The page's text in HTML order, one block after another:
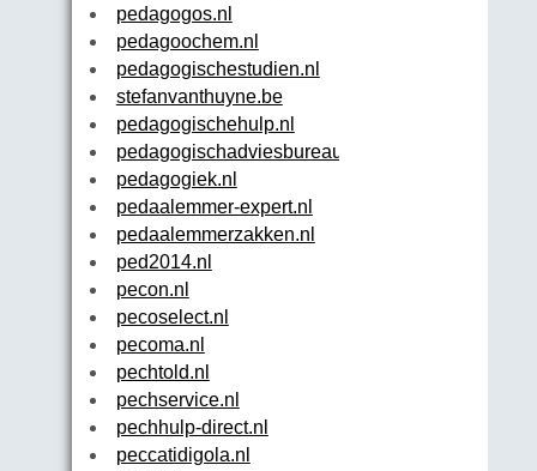
pedagogos.nl
pedagoochem.nl
pedagogischestudien.nl
stefanvanthuyne.be
pedagogischehulp.nl
pedagogischadviesbureau.nl
pedagogiek.nl
pedaalemmer-expert.nl
pedaalemmerzakken.nl
ped2014.nl
pecon.nl
pecoselect.nl
pecoma.nl
pechtold.nl
pechservice.nl
pechhulp-direct.nl
peccatidigola.nl